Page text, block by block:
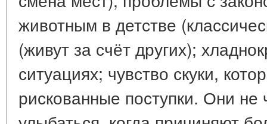
животным в детстве
(живут за счёт других);
ситуациях; чувство скуки,
рискованные поступки. Они не